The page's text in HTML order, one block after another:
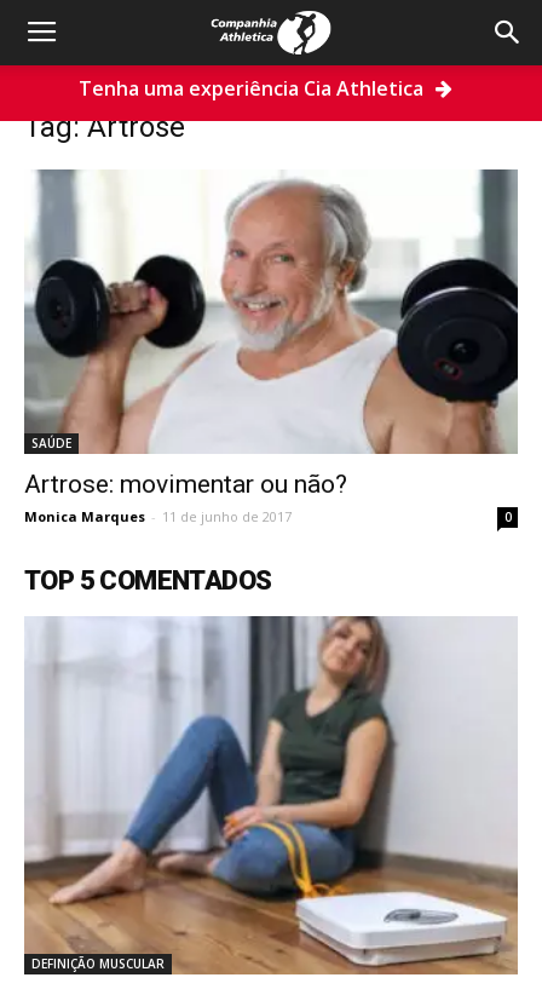
Tenha uma experiência Cia Athletica
Tags Artrose
Tag: Artrose
SAÚDE
Artrose: movimentar ou não?
Monica Marques - 11 de junho de 2017 0
TOP 5 COMENTADOS
DEFINIÇÃO MUSCULAR